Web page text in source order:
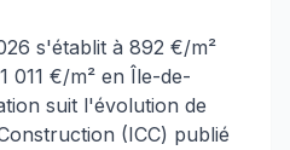
s'établit à 892 €/m²
011 €/m² en Île-de-
suit l'évolution de
(ICC) publié